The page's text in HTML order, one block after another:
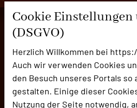
Cookie
(DSGVO)
Herzlich Willkommen bei
Auch wir verwenden Cookies
den Besuch unseres Portals so
gestalten. Einige dieser
Nutzung der Seite notwendig,
Die Idee
Über uns
Mission
Team